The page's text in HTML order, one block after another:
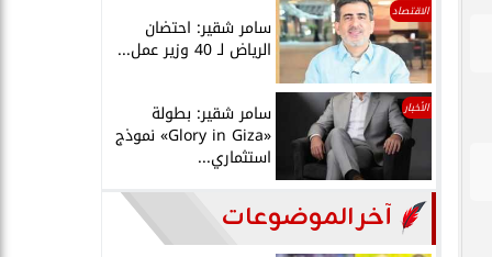
الاقتصاد
سامر شقير: احتضان
الرياض لـ 40 وزير عمل...
الأخبار سامر شقير: بطولة
«Glory in Giza» نموذج
استثماري...
آخر الموضوعات